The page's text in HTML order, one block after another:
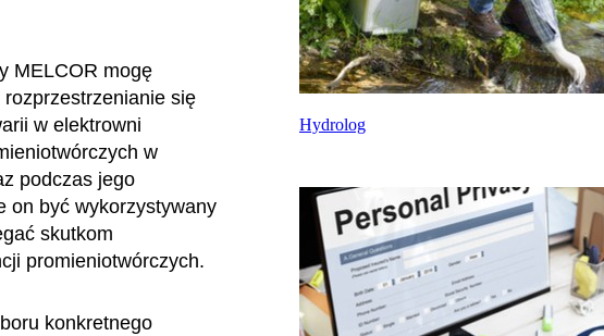
MELCOR mogę
się
w elektrowni
w
podczas jego
on być wykorzystywany
skutkom
promieniotwórczych.
konkretnego
Hydrolog